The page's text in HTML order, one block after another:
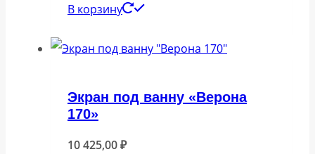
В корзину
Экран под ванну «Верона
170»
10 425,00₽